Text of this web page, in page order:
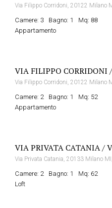
Via Filippo Corridoni, 20122 Milano
Camere: 3 Bagno: 1
Mq: 88
Appartamento
VIA FILIPPO CORRIDONI
Via Filippo Corridoni, 20122 Milano
Camere: 2 Bagno: 1
Mq: 52
Appartamento
VIA PRIVATA CATANIA /
Via Privata Catania, 20133 Milano
Camere: 2 Bagno: 1
Mq: 62
Loft